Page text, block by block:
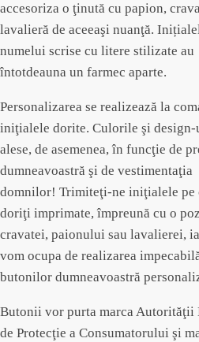
accesoriza o ţinută cu papion,
lavalieră de aceeaşi nuanţă.
numelui scrise cu litere stilizate au
întotdeauna un farmec aparte.
Personalizarea se realizează la
iniţialele dorite. Culorile şi
alese, de asemenea, în funcţie de
dumneavoastră şi de vestimentaţia
domnilor! Trimiteţi-ne iniţialele pe
doriţi imprimate, împreună cu o
cravatei, paionului sau lavalierei,
vom ocupa de realizarea
butonilor dumneavoastră
Butonii vor purta marca Autorităţii
de Protecţie a Consumatorului şi